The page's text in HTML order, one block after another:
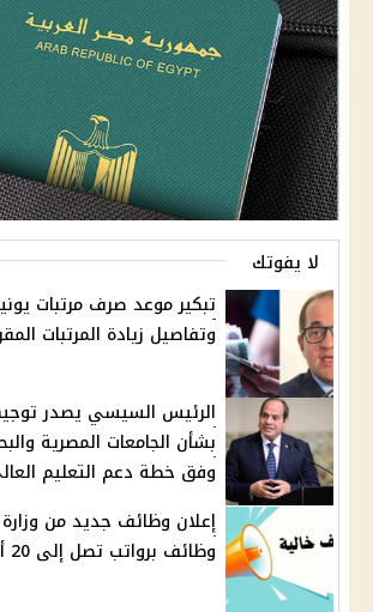
لا يفوتك
وتفاصيل زيادة المرتبات
الرئيس السيسي يصدر
بشأن الجامعات المصرية
وفق خطة دعم التعليم
إعلان وظائف جديد من
وظائف برواتب تصل إلى 20 ألف جنيه